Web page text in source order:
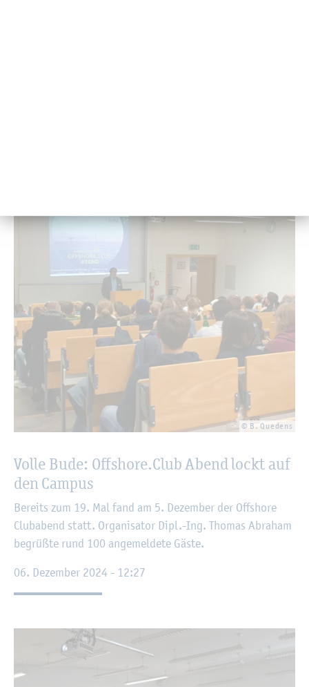
© B. Que­dens
Volle Bude: Off­shore.Club Abend lockt auf
den Cam­pus
Be­reits zum 19. Mal fand am 5. De­zem­ber der Off­shore
Club­abend statt. Or­ga­ni­sa­tor Dipl.-Ing. Tho­mas Abra­ham
be­grü­ß­te rund 100 an­ge­mel­de­te Gäste.
06. De­zem­ber 2024 - 12:27